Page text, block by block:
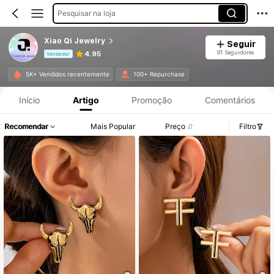
Pesquisar na loja
Xiao Qi Jewelry
Vendedor 4.95
Seguir
91 Seguidores
5K+ Vendidos recentemente 100+ Repurchase
Informações do Produto: Divulgação de Preço, Vendas e Detalhes de Stock.
Início Artigo Promoção Comentários
Recomendar Mais Popular Preço Filtro